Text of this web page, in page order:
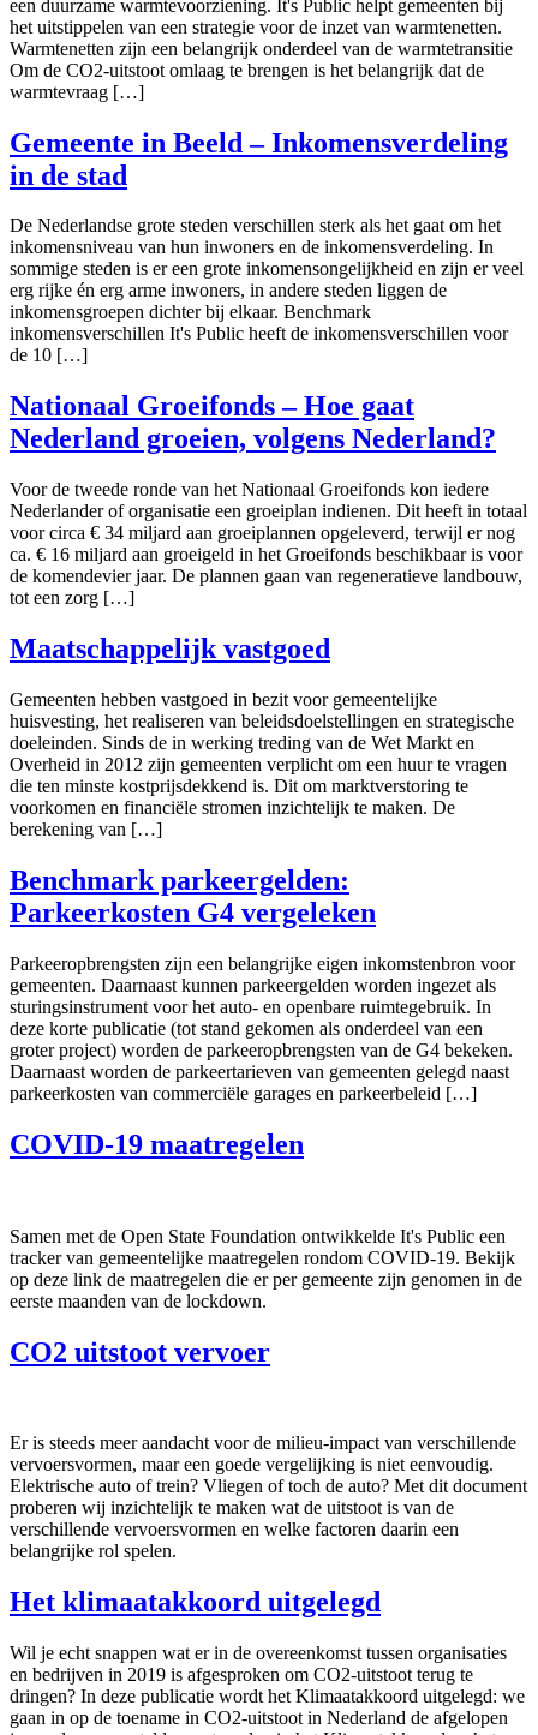
een duurzame warmtevoorziening. It's Public helpt gemeenten bij
het uitstippelen van een strategie voor de inzet van warmtenetten.
Warmtenetten zijn een belangrijk onderdeel van de warmtetransitie
Om de CO2-uitstoot omlaag te brengen is het belangrijk dat de
warmtevraag […]
Gemeente in Beeld – Inkomensverdeling
in de stad
De Nederlandse grote steden verschillen sterk als het gaat om het
inkomensniveau van hun inwoners en de inkomensverdeling. In
sommige steden is er een grote inkomensongelijkheid en zijn er veel
erg rijke én erg arme inwoners, in andere steden liggen de
inkomensgroepen dichter bij elkaar. Benchmark
inkomensverschillen It's Public heeft de inkomensverschillen voor
de 10 […]
Nationaal Groeifonds – Hoe gaat
Nederland groeien, volgens Nederland?
Voor de tweede ronde van het Nationaal Groeifonds kon iedere
Nederlander of organisatie een groeiplan indienen. Dit heeft in totaal
voor circa € 34 miljard aan groeiplannen opgeleverd, terwijl er nog
ca. € 16 miljard aan groeigeld in het Groeifonds beschikbaar is voor
de komendevier jaar. De plannen gaan van regeneratieve landbouw,
tot een zorg […]
Maatschappelijk vastgoed
Gemeenten hebben vastgoed in bezit voor gemeentelijke
huisvesting, het realiseren van beleidsdoelstellingen en strategische
doeleinden. Sinds de in werking treding van de Wet Markt en
Overheid in 2012 zijn gemeenten verplicht om een huur te vragen
die ten minste kostprijsdekkend is. Dit om marktverstoring te
voorkomen en financiële stromen inzichtelijk te maken. De
berekening van […]
Benchmark parkeergelden:
Parkeerkosten G4 vergeleken
Parkeeropbrengsten zijn een belangrijke eigen inkomstenbron voor
gemeenten. Daarnaast kunnen parkeergelden worden ingezet als
sturingsinstrument voor het auto- en openbare ruimtegebruik. In
deze korte publicatie (tot stand gekomen als onderdeel van een
groter project) worden de parkeeropbrengsten van de G4 bekeken.
Daarnaast worden de parkeertarieven van gemeenten gelegd naast
parkeerkosten van commerciële garages en parkeerbeleid […]
COVID-19 maatregelen
Samen met de Open State Foundation ontwikkelde It's Public een
tracker van gemeentelijke maatregelen rondom COVID-19. Bekijk
op deze link de maatregelen die er per gemeente zijn genomen in de
eerste maanden van de lockdown.
CO2 uitstoot vervoer
Er is steeds meer aandacht voor de milieu-impact van verschillende
vervoersvormen, maar een goede vergelijking is niet eenvoudig.
Elektrische auto of trein? Vliegen of toch de auto? Met dit document
proberen wij inzichtelijk te maken wat de uitstoot is van de
verschillende vervoersvormen en welke factoren daarin een
belangrijke rol spelen.
Het klimaatakkoord uitgelegd
Wil je echt snappen wat er in de overeenkomst tussen organisaties
en bedrijven in 2019 is afgesproken om CO2-uitstoot terug te
dringen? In deze publicatie wordt het Klimaatakkoord uitgelegd: we
gaan in op de toename in CO2-uitstoot in Nederland de afgelopen